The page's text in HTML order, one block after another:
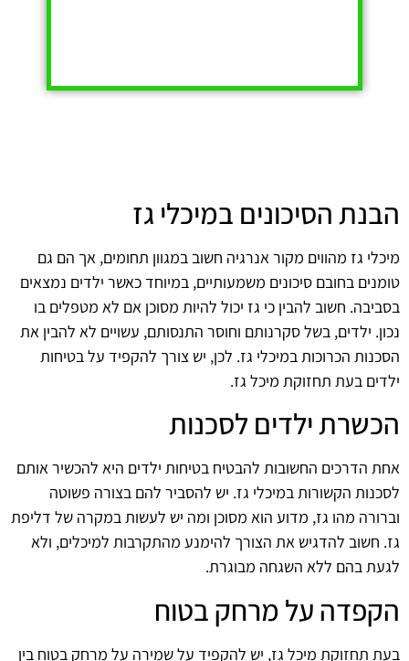
הבנת הסיכונים במיכלי גז
מיכלי גז מהווים מקור אנרגיה חשוב במגוון תחומים, אך הם גם
טומנים בחובם סיכונים משמעותיים, במיוחד כאשר ילדים נמצאים
בסביבה. חשוב להבין כי גז יכול להיות מסוכן אם לא מטפלים בו
נכון. ילדים, בשל סקרנותם וחוסר התנסותם, עשויים לא להבין את
הסכנות הכרוכות במיכלי גז. לכן, יש צורך להקפיד על בטיחות
ילדים בעת תחזוקת מיכל גז.
הכשרת ילדים לסכנות
אחת הדרכים החשובות להבטיח בטיחות ילדים היא להכשיר אותם
לסכנות הקשורות במיכלי גז. יש להסביר להם בצורה פשוטה
וברורה מהו גז, מדוע הוא מסוכן ומה יש לעשות במקרה של דליפת
גז. חשוב להדגיש את הצורך להימנע מהתקרבות למיכלים, ולא
לגעת בהם ללא השגחה מבוגרת.
הקפדה על מרחק בטוח
בעת תחזוקת מיכל גז, יש להקפיד על שמירה על מרחק בטוח בין